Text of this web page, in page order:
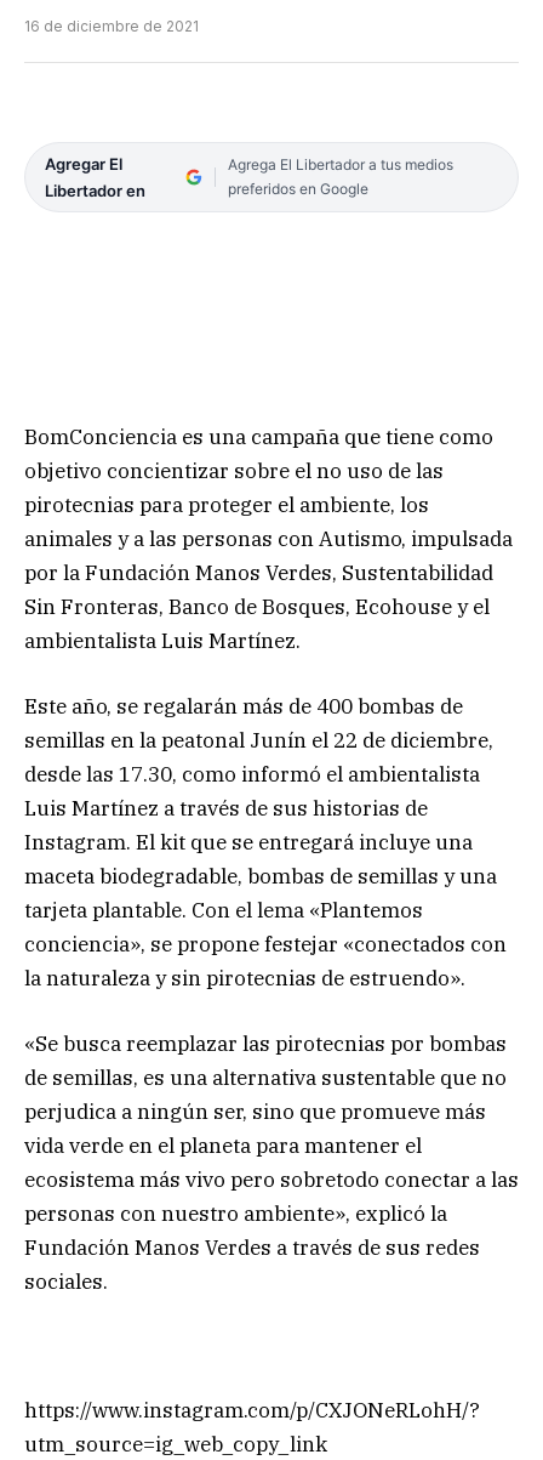
16 de diciembre de 2021
Agregar El
Libertador en
Agrega El Libertador a tus medios
preferidos en Google
BomConciencia es una campaña que tiene como
objetivo concientizar sobre el no uso de las
pirotecnias para proteger el ambiente, los
animales y a las personas con Autismo, impulsada
por la Fundación Manos Verdes, Sustentabilidad
Sin Fronteras, Banco de Bosques, Ecohouse y el
ambientalista Luis Martínez.
Este año, se regalarán más de 400 bombas de
semillas en la peatonal Junín el 22 de diciembre,
desde las 17.30, como informó el ambientalista
Luis Martínez a través de sus historias de
Instagram. El kit que se entregará incluye una
maceta biodegradable, bombas de semillas y una
tarjeta plantable. Con el lema «Plantemos
conciencia», se propone festejar «conectados con
la naturaleza y sin pirotecnias de estruendo».
«Se busca reemplazar las pirotecnias por bombas
de semillas, es una alternativa sustentable que no
perjudica a ningún ser, sino que promueve más
vida verde en el planeta para mantener el
ecosistema más vivo pero sobretodo conectar a las
personas con nuestro ambiente», explicó la
Fundación Manos Verdes a través de sus redes
sociales.
https://www.instagram.com/p/CXJONeRLohH/?
utm_source=ig_web_copy_link